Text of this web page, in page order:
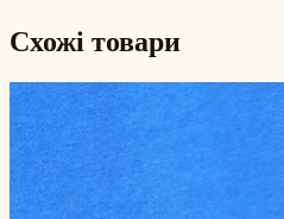
Схожі товари